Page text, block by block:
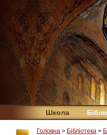
Школа
Головна > Бібліотека >